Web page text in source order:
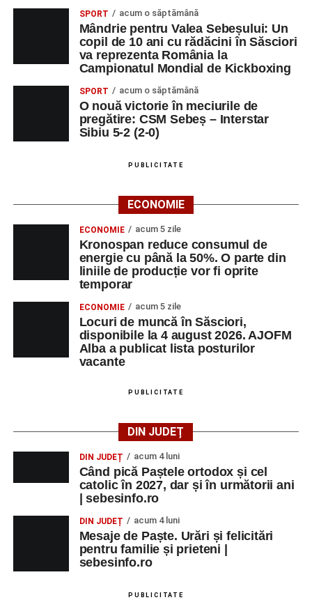
SPORT acum o săptămână
Mândrie pentru Valea Sebeșului: Un
copil de 10 ani cu rădăcini în Săsciori
va reprezenta România la
Campionatul Mondial de Kickboxing
SPORT acum o săptămână
O nouă victorie în meciurile de
pregătire: CSM Sebeș – Interstar
Sibiu 5-2 (2-0)
PUBLICITATE
ECONOMIE
ECONOMIE acum 5 zile
Kronospan reduce consumul de
energie cu până la 50%. O parte din
liniile de producție vor fi oprite
temporar
ECONOMIE acum 5 zile
Locuri de muncă în Săsciori,
disponibile la 4 august 2026. AJOFM
Alba a publicat lista posturilor
vacante
PUBLICITATE
DIN JUDEȚ
DIN JUDEȚ acum 4 luni
Când pică Paștele ortodox și cel
catolic în 2027, dar și în următorii ani
| sebesinfo.ro
DIN JUDEȚ acum 4 luni
Mesaje de Paște. Urări și felicitări
pentru familie și prieteni |
sebesinfo.ro
PUBLICITATE